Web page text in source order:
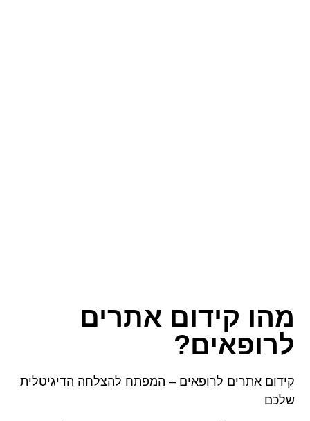
מהו קידום אתרים
לרופאים?
קידום אתרים לרופאים – המפתח להצלחה הדיגיטלית
שלכם